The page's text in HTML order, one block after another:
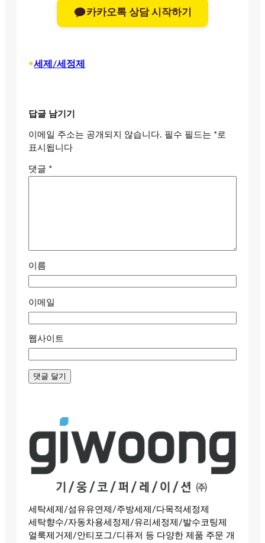
카카오톡 상담 시작하기
•세제/세정제
답글 남기기
이메일 주소는 공개되지 않습니다. 필수 필드는 *로
표시됩니다
댓글 *
이름
이메일
웹사이트
세탁세제/섬유유연제/주방세제/다목적세정제
세탁향수/자동차용세정제/유리세정제/발수코팅제
얼룩제거제/안티포그/디퓨저 등 다양한 제품 주문 개